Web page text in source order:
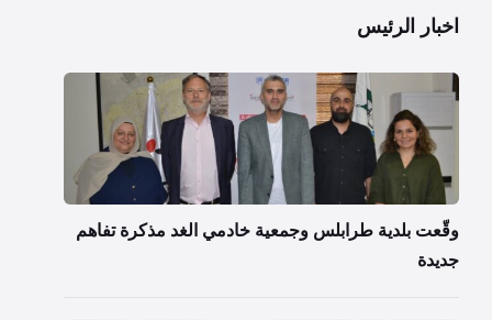
اخبار الرئيس
وقّعت بلدية طرابلس وجمعية خادمي الغد مذكرة تفاهم
جديدة